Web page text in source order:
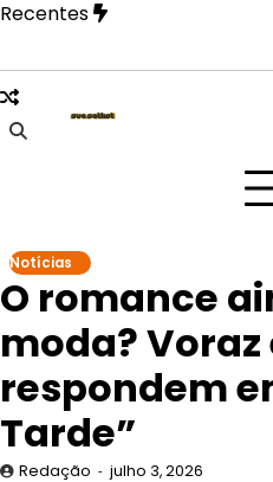
Skip
content
Recentes
Paulo na festa Tangerica
Notícias
O romance
moda? Voraz
respondem
Tarde”
Redação julho 3, 2026